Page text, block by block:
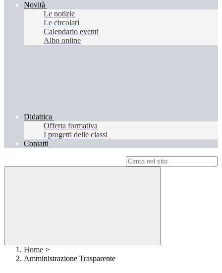
Novità
Le notizie
Le circolari
Calendario eventi
Albo online
Didattica
Offerta formativa
I progetti delle classi
Contatti
Home >
Amministrazione Trasparente